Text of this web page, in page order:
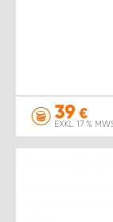
39 €
EXKL. 17 %